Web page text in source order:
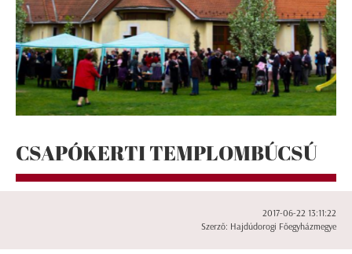
CSAPÓKERTI TEMPLOMBÚCSÚ
2017-06-22 13:11:22
Szerző: Hajdúdorogi Főegyházmegye